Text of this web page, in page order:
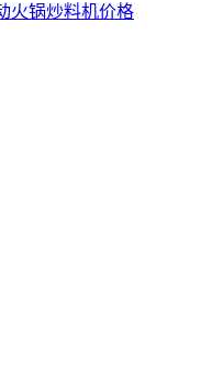
火锅炒料机价格